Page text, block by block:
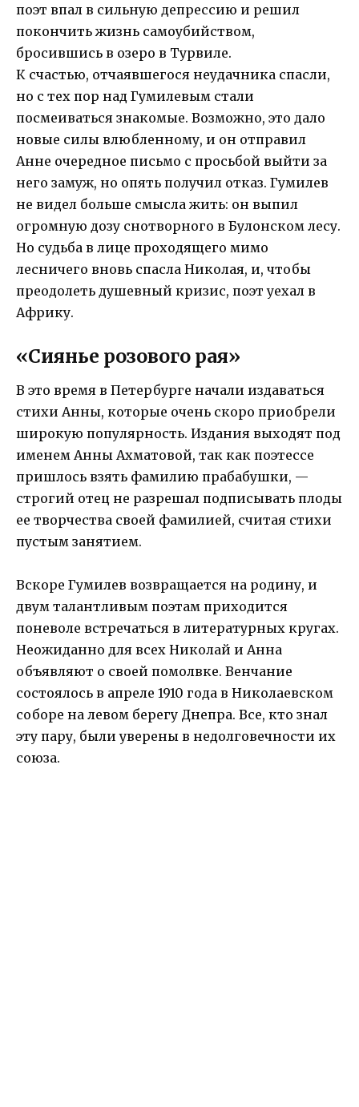
поэт впал в сильную депрессию и решил
покончить жизнь самоубийством,
бросившись в озеро в Турвиле.
К счастью, отчаявшегося неудачника спасли,
но с тех пор над Гумилевым стали
посмеиваться знакомые. Возможно, это дало
новые силы влюбленному, и он отправил
Анне очередное письмо с просьбой выйти за
него замуж, но опять получил отказ. Гумилев
не видел больше смысла жить: он выпил
огромную дозу снотворного в Булонском лесу.
Но судьба в лице проходящего мимо
лесничего вновь спасла Николая, и, чтобы
преодолеть душевный кризис, поэт уехал в
Африку.
«Сиянье розового рая»
В это время в Петербурге начали издаваться
стихи Анны, которые очень скоро приобрели
широкую популярность. Издания выходят под
именем Анны Ахматовой, так как поэтессе
пришлось взять фамилию прабабушки, —
строгий отец не разрешал подписывать плоды
ее творчества своей фамилией, считая стихи
пустым занятием.
Вскоре Гумилев возвращается на родину, и
двум талантливым поэтам приходится
поневоле встречаться в литературных кругах.
Неожиданно для всех Николай и Анна
объявляют о своей помолвке. Венчание
состоялось в апреле 1910 года в Николаевском
соборе на левом берегу Днепра. Все, кто знал
эту пару, были уверены в недолговечности их
союза.